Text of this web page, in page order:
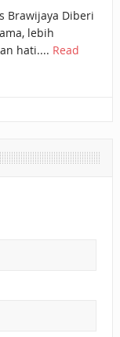
Brawijaya Diberi
lebih
hati.... Read